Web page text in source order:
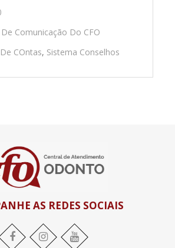
Comunicação Do CFO
COntas, Sistema Conselhos
AS REDES SOCIAIS